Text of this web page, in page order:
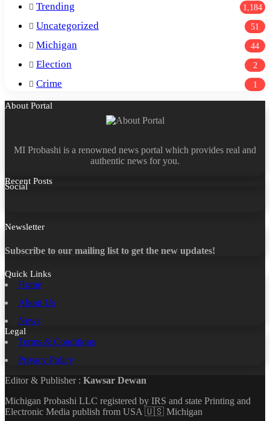
Trending 1,184
Uncategorized 51
Michigan 44
Election 2
Crime 1
About Portal
MI Probashi is a renowned news portal which provides real and
authentic news for you.
Recent Posts
Social
Newsletter
Subscribe to our mailing list to get the new updates!
Quick Links
Home
About Us
News
Legal
Terms & Conditions
Privacy Policy
Editor & Publisher : Kawsar Dewan
Michigan Probashi LLC registered by IRS and state Printing and
Electronic Media publish from USA 🇺🇸 Michigan